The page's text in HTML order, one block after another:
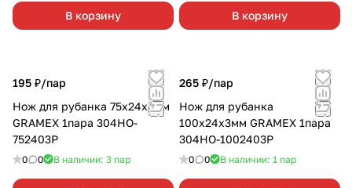
В корзину В корзину
195 ₽/пар
Нож для рубанка 75х24х3мм
GRAMEX 1пара 304HO-
752403P
0 0 В наличии: 3 пар
265 ₽/пар
Нож для рубанка
100х24х3мм GRAMEX 1пара
304HO-1002403P
0 0 В наличии: 1 пар